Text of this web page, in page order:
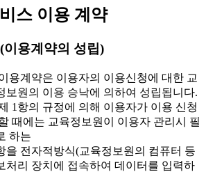
스 이용 계약
이용계약의 성립)
용계약은 이용자의 이용신청에 대한 교
보원의 이용 승낙에 의하여 성립됩니다.
1항의 규정에 의해 이용자가 이용 신청
때에는 교육정보원이 이용자 관리시 필
하는
을 전자적방식(교육정보원의 컴퓨터 등
처리 장치에 접속하여 데이터를 입력하